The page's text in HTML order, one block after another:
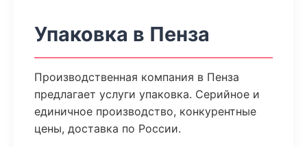
Упаковка в Пенза
Производственная компания в Пенза
предлагает услуги упаковка. Серийное и
единичное производство, конкурентные
цены, доставка по России.